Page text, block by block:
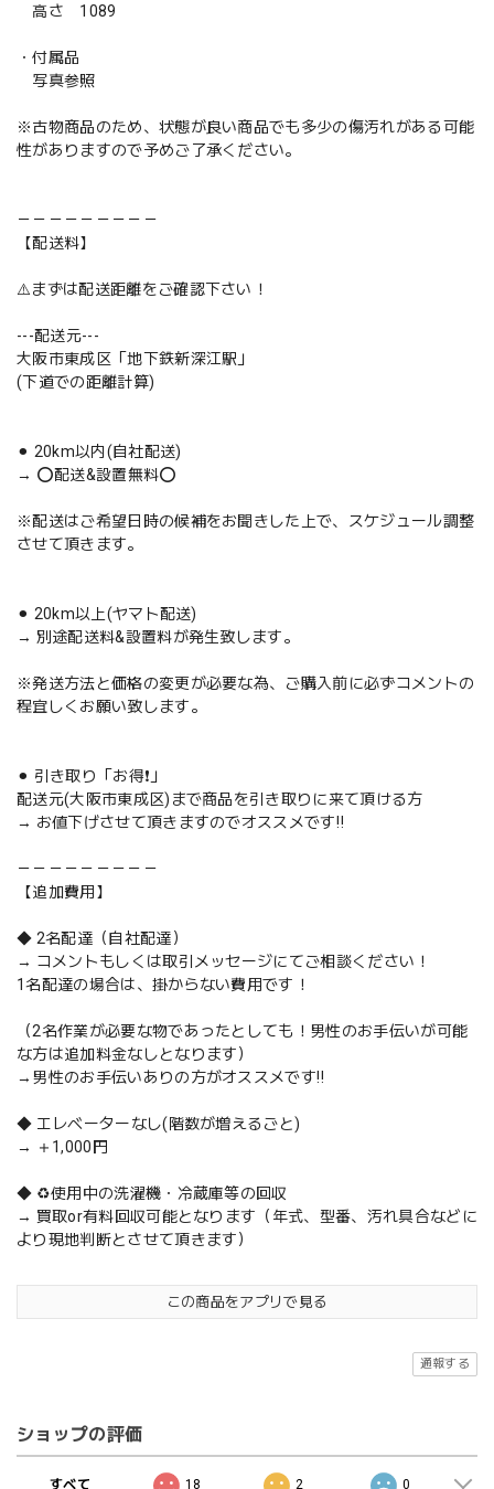
高さ 1089
・付属品
写真参照
※古物商品のため、状態が良い商品でも多少の傷汚れがある可能
性がありますので予めご了承ください。
－－－－－－－－－
【配送料】
⚠️まずは配送距離をご確認下さい！
---配送元---
大阪市東成区「地下鉄新深江駅」
(下道での距離計算)
⚫︎ 20km以内(自社配送)
→ ⭕️配送&設置無料⭕️
※配送はご希望日時の候補をお聞きした上で、スケジュール調整
させて頂きます。
⚫︎ 20km以上(ヤマト配送)
→ 別途配送料&設置料が発生致します。
※発送方法と価格の変更が必要な為、ご購入前に必ずコメントの
程宜しくお願い致します。
⚫︎ 引き取り「お得❗️」
配送元(大阪市東成区)まで商品を引き取りに来て頂ける方
→ お値下げさせて頂きますのでオススメです‼️
－－－－－－－－－
【追加費用】
◆ 2名配達（自社配達）
→ コメントもしくは取引メッセージにてご相談ください！
1名配達の場合は、掛からない費用です！
（2名作業が必要な物であったとしても！男性のお手伝いが可能
な方は追加料金なしとなります）
→男性のお手伝いありの方がオススメです‼️
◆ エレベーターなし(階数が増えるごと)
→ ＋1,000円
◆ ♻️使用中の洗濯機・冷蔵庫等の回収
→ 買取or有料回収可能となります（年式、型番、汚れ具合などに
より現地判断とさせて頂きます）
この商品をアプリで見る
通報する
ショップの評価
すべて 18 2 0